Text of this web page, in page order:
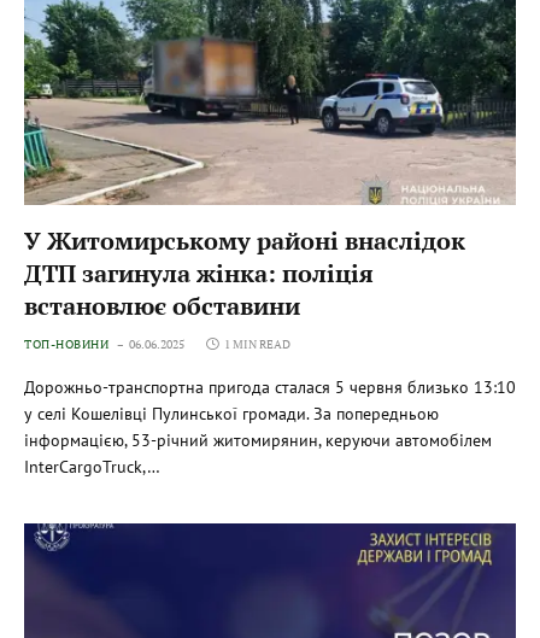
У Житомирському районі внаслідок
ДТП загинула жінка: поліція
встановлює обставини
ТОП-НОВИНИ 06.06.2025 1 MIN READ
Дорожньо-транспортна пригода сталася 5 червня близько 13:10
у селі Кошелівці Пулинської громади. За попередньою
інформацією, 53-річний житомирянин, керуючи автомобілем
InterCargoTruck,…